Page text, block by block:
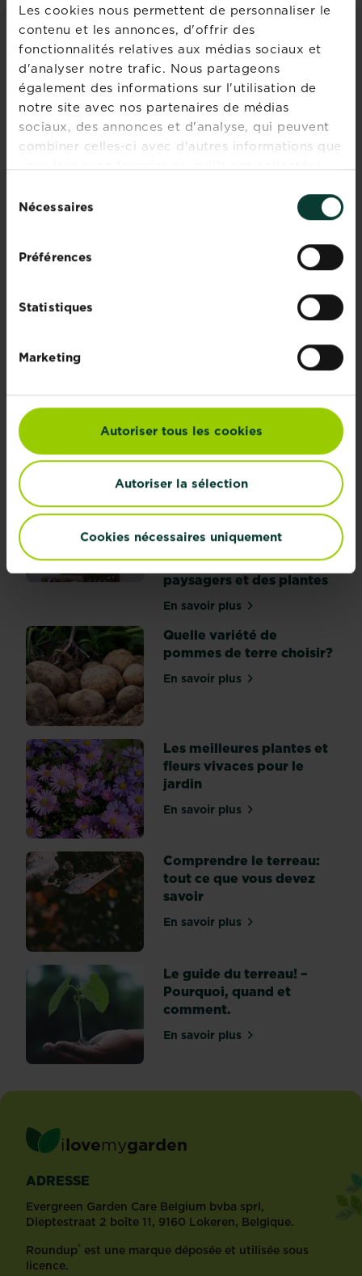
Les cookies nous permettent de personnaliser le
contenu et les annonces, d'offrir des
fonctionnalités relatives aux médias sociaux et
d'analyser notre trafic. Nous partageons
également des informations sur l'utilisation de
notre site avec nos partenaires de médias
sociaux, des annonces et d'analyse, qui peuvent
combiner celles-ci avec d'autres informations que
vous leur avez fournies ou qu'ils ont collectées
duNécessaires
Préférences
Statistiques
Marketing
Autoriser tous les cookies
Autoriser la sélection
Cookies nécessaires uniquement
CONSEILS ET INSPIRATIONS
Découvrez tous les articles
Peu de temps, mais une
En savoir plussur Peu de temps, mais une pelouse de
Substral
sur Terreau pour fleurs -
10 conseils pour
aménager un jardin
tranquille avec des
aménagements
paysagers et des plantes
En savoir plussur 10 conseils pour
Quelle variété de
pommes de terre choisir?
En savoir plussur Quelle variété de
Les meilleures plantes et
fleurs vivaces pour le
jardin
En savoir plussur Les meilleures
Comprendre le terreau:
tout ce que vous devez
savoir
En savoir plussur Comprendre le
Le guide du terreau! –
Pourquoi, quand et
comment.
En savoir plussur Le guide du terreau!
ilovemygarden
ADRESSE
Evergreen Garden Care Belgium bvba sprl,
Dieptestraat 2 boîte 11, 9160 Lokeren, Belgique.
Roundup® est une marque déposée et utilisée sous
licence.